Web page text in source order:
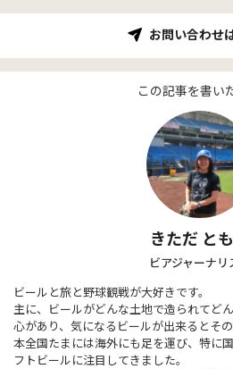
お問い合わせ
この記事を書い
きただ と
ビアジャーナリ
ビールと旅と野球観戦が大好きです。
主に、ビールがどんな土地で造られてど
心があり、気になるビールが出来るとそ
本全国たまには海外にも足を運び、特に
フトビールに注目してきました。